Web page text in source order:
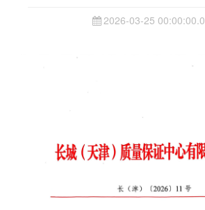
通知公告
非认证业务法律法规
2026-03-25 00:00:00.0